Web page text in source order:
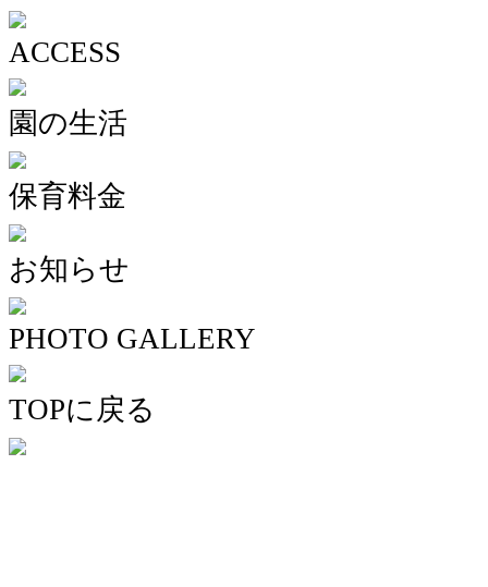
ACCESS
園の生活
保育料金
お知らせ
PHOTO GALLERY
TOPに戻る